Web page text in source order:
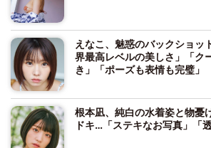
えなこ、魅惑のバックショッ
界最高レベルの美しさ」「ク
き」「ポーズも表情も完璧」
根本凪、純白の水着姿と物憂
ドキ…「ステキなお写真」「